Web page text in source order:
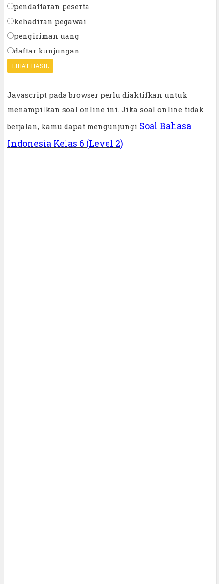
pendaftaran peserta
kehadiran pegawai
pengiriman uang
daftar kunjungan
Javascript pada browser perlu diaktifkan untuk
menampilkan soal online ini. Jika soal online tidak
berjalan, kamu dapat mengunjungi Soal Bahasa
Indonesia Kelas 6 (Level 2)